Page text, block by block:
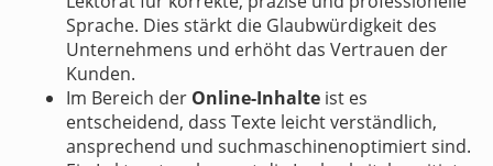
Sprache. Dies stärkt die Glaubwürdigkeit des
Unternehmens und erhöht das Vertrauen der
Kunden.
Im Bereich der Online-Inhalte ist es
entscheidend, dass Texte leicht verständlich,
ansprechend und suchmaschinenoptimiert sind.